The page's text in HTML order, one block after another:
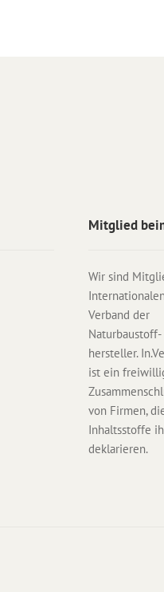
Mitglied
Wir sind
Internationalen
Verband der
Naturbaustoff-
hersteller.
ist ein
von Firmen,
Inhaltsstoffe
deklarieren.